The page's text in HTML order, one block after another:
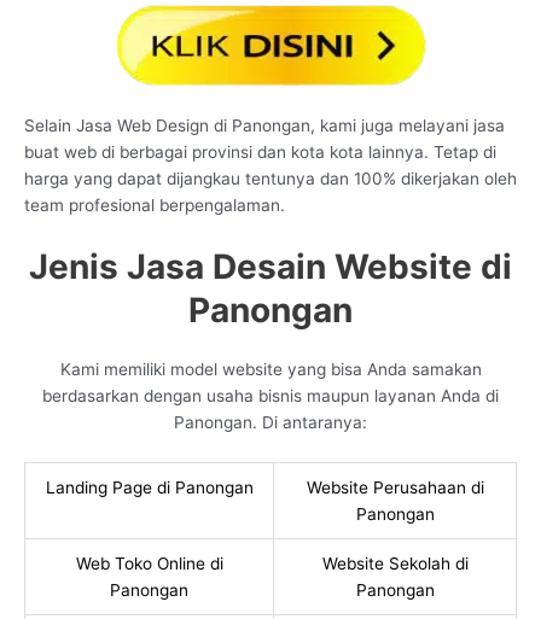
Selain Jasa Web Design di Panongan, kami juga melayani jasa
buat web di berbagai provinsi dan kota kota lainnya. Tetap di
harga yang dapat dijangkau tentunya dan 100% dikerjakan oleh
team profesional berpengalaman.
Jenis Jasa Desain Website di
Panongan
Kami memiliki model website yang bisa Anda samakan
berdasarkan dengan usaha bisnis maupun layanan Anda di
Panongan. Di antaranya:
Landing Page di Panongan
Website Perusahaan di
Panongan
Web Toko Online di
Panongan
Website Sekolah di
Panongan